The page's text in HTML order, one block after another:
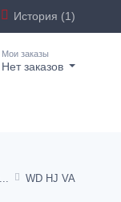
История (1)
Мои заказы
Нет заказов
WD HJ VA